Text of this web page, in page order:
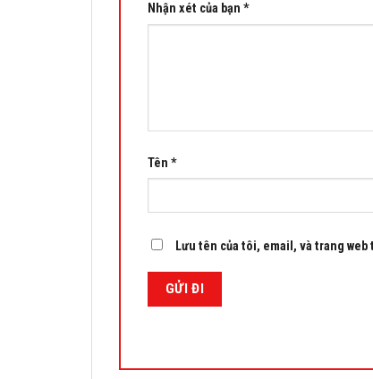
Nhận xét của bạn *
Tên *
Lưu tên của tôi, email, và trang